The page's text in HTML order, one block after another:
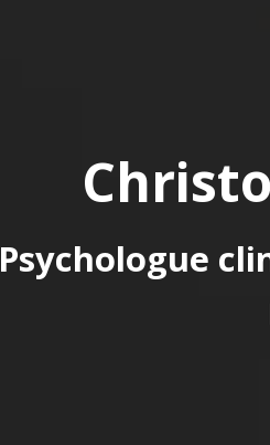
Psychologue